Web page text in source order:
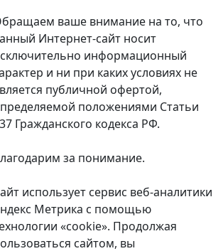
[1]
[1]
[168]
[1875]
[22]
[286]
[6]
[104]
[148]
[15]
ваше внимание на то, что
Интернет-сайт носит
информационный
и ни при каких условиях не
публичной офертой,
положениями Статьи
Гражданского кодекса РФ.
за понимание.
использует сервис веб-аналитики
Метрика с помощью
«cookie». Продолжая
сайтом, вы